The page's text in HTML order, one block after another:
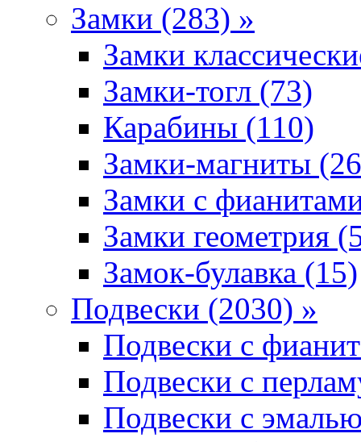
Замки (283) »
Замки
Замки-тогл (73)
Карабины (110)
Замки-магниты
Замки с
Замки геометрия
Замок-булавка (15)
Подвески (2030) »
Подвески с
Подвески с
Подвески с